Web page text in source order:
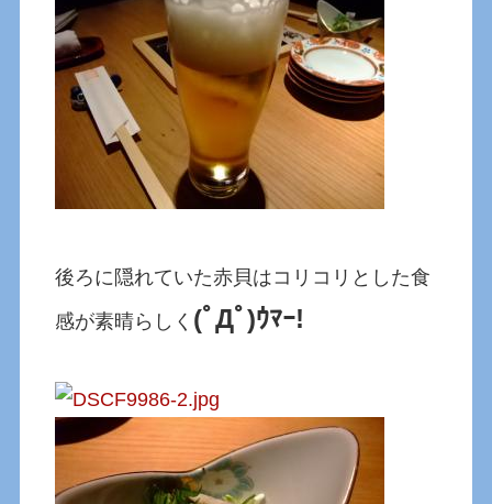
後ろに隠れていた赤貝はコリコリとした食
感が素晴らしく (ﾟДﾟ)ｳﾏｰ!